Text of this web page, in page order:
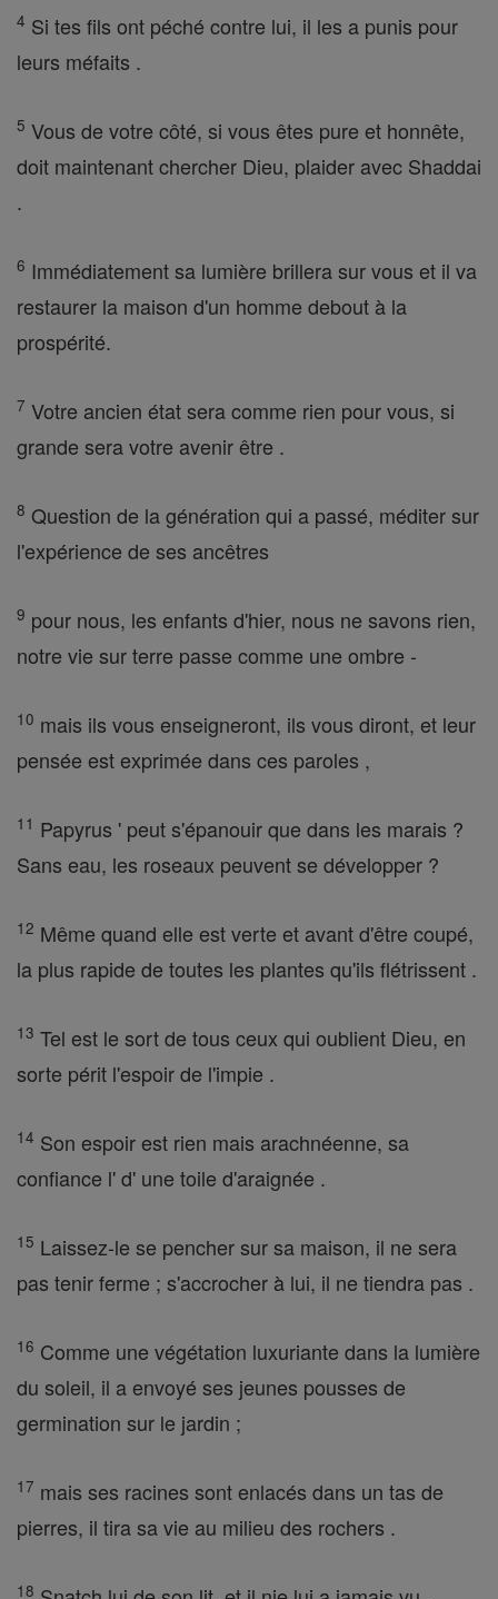
4 Si tes fils ont péché contre lui, il les a punis pour
leurs méfaits .
5 Vous de votre côté, si vous êtes pure et honnête,
doit maintenant chercher Dieu, plaider avec Shaddai
.
6 Immédiatement sa lumière brillera sur vous et il va
restaurer la maison d'un homme debout à la
prospérité.
7 Votre ancien état sera comme rien pour vous, si
grande sera votre avenir être .
8 Question de la génération qui a passé, méditer sur
l'expérience de ses ancêtres
9 pour nous, les enfants d'hier, nous ne savons rien,
notre vie sur terre passe comme une ombre -
10 mais ils vous enseigneront, ils vous diront, et leur
pensée est exprimée dans ces paroles ,
11 Papyrus ' peut s'épanouir que dans les marais ?
Sans eau, les roseaux peuvent se développer ?
12 Même quand elle est verte et avant d'être coupé,
la plus rapide de toutes les plantes qu'ils flétrissent .
13 Tel est le sort de tous ceux qui oublient Dieu, en
sorte périt l'espoir de l'impie .
14 Son espoir est rien mais arachnéenne, sa
confiance l' d' une toile d'araignée .
15 Laissez-le se pencher sur sa maison, il ne sera
pas tenir ferme ; s'accrocher à lui, il ne tiendra pas .
16 Comme une végétation luxuriante dans la lumière
du soleil, il a envoyé ses jeunes pousses de
germination sur le jardin ;
17 mais ses racines sont enlacés dans un tas de
pierres, il tira sa vie au milieu des rochers .
18